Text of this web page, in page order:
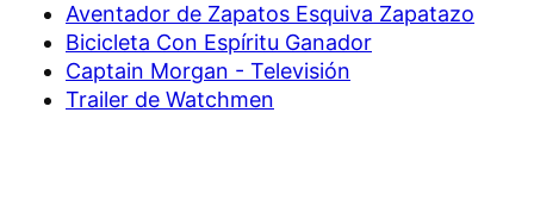
Aventador de Zapatos Esquiva Zapatazo
Bicicleta Con Espíritu Ganador
Captain Morgan - Televisión
Trailer de Watchmen